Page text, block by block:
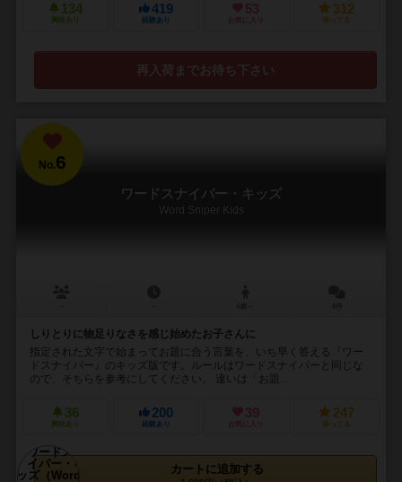
134
興味あり
419
経験あり
53
お気に入り
312
持ってる
再入荷までお待ち下さい
No.6
ワードスナイパー・キッズ
Word Sniper Kids
しりとりに物足りなさを感じ始めたお子さんに
指定された文字で始まってお題に合う言葉を、いち早く答える『ワー
ドスナイパー』のキッズ版です。ルールはワードスナイパーと同じな
ので、そちらを参考にしてください。 違いは「お題...
36
興味あり
200
経験あり
39
お気に入り
247
持ってる
カートに追加する